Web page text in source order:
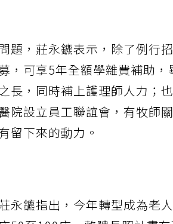
題，莊永鑣表示，除了例行
，可享5年全額學雜費補助，
長，同時補上護理師人力；
院設立員工聯誼會，有牧師
留下來的動力。
永鑣指出，今年轉型成為老